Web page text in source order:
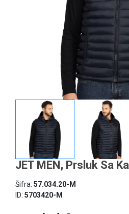
JET MEN, Prsluk Sa
Šifra: 57.034.20-M
ID: 5703420-M